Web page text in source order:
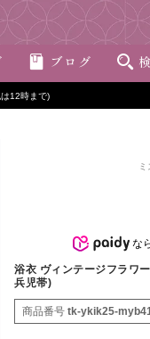
ブログ
12時まで)
な
浴衣 ヴィンテージフラワ
兵児帯)
商品番号 tk-ykik25-